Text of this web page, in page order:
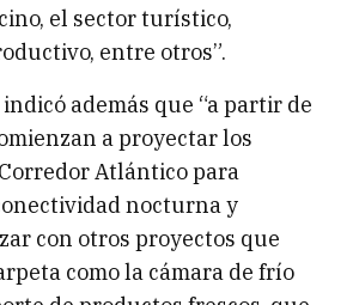
el sector turístico,
entre otros”.
además que “a partir de
a proyectar los
Atlántico para
nocturna y
con otros proyectos que
como la cámara de frío